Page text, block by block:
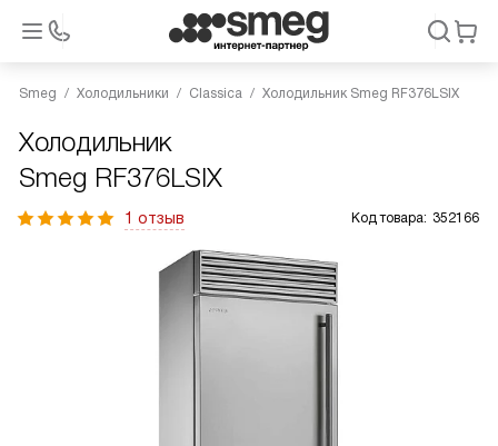
Smeg Холодильники Classica Холодильник Smeg RF376LSIX
Холодильник
Smeg RF376LSIX
1 отзыв Код товара: 352166